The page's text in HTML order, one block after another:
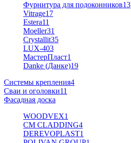
Фурнитура для подоконников13
Vitrage17
Estera11
Moeller31
Crystallit35
LUX-403
МастерПласт1
Danke (Данке)19
Системы крепления4
Сваи и оголовки11
Фасадная доска
WOODVEX1
CM CLADDING4
DEREVOPLAST1